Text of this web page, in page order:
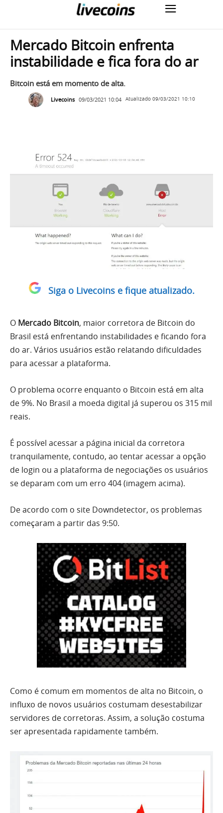
Mercado Bitcoin enfrenta
instabilidade e fica fora do ar
Bitcoin está em momento de alta.
Livecoins 09/03/2021 10:04 Atualizado 09/03/2021 10:10
Siga o Livecoins e fique atualizado.
O Mercado Bitcoin, maior corretora de Bitcoin do
Brasil está enfrentando instabilidades e ficando fora
do ar. Vários usuários estão relatando dificuldades
para acessar a plataforma.
O problema ocorre enquanto o Bitcoin está em alta
de 9%. No Brasil a moeda digital já superou os 315 mil
reais.
É possível acessar a página inicial da corretora
tranquilamente, contudo, ao tentar acessar a opção
de login ou a plataforma de negociações os usuários
se deparam com um erro 404 (imagem acima).
De acordo com o site Downdetector, os problemas
começaram a partir das 9:50.
Como é comum em momentos de alta no Bitcoin, o
influxo de novos usuários costumam desestabilizar
servidores de corretoras. Assim, a solução costuma
ser apresentada rapidamente também.